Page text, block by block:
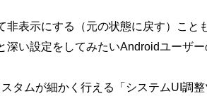
表示にする（元の状態に戻す）こと
い設定をしてみたいAndroidユーザー
タムが細かく行える「システムUI調